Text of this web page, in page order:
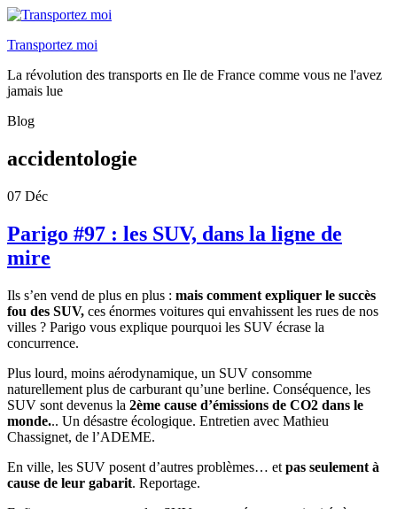
Transportez moi
La révolution des transports en Ile de France comme vous ne l'avez
jamais lue
Blog
accidentologie
07 Déc
Parigo #97 : les SUV, dans la ligne de
mire
Ils s’en vend de plus en plus : mais comment expliquer le succès
fou des SUV, ces énormes voitures qui envahissent les rues de nos
villes ? Parigo vous explique pourquoi les SUV écrase la
concurrence.
Plus lourd, moins aérodynamique, un SUV consomme
naturellement plus de carburant qu’une berline. Conséquence, les
SUV sont devenus la 2ème cause d’émissions de CO2 dans le
monde... Un désastre écologique. Entretien avec Mathieu
Chassignet, de l’ADEME.
En ville, les SUV posent d’autres problèmes… et pas seulement à
cause de leur gabarit. Reportage.